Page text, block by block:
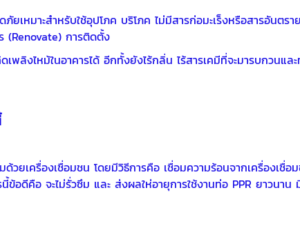
ยเหมาะสำหรับใช้อุปโภค บริโภค ไม่มีสารก่อมะเร็งหรือสารอันตร
(Renovate) การติดตั้ง
เพลิงไหม้ในอาคารได้ อีกทั้งยังไร้กลิ่น ไร้สารเคมีที่จะมารบกวนแ
ยเครื่องเชื่อมชน โดยมีวิธีการคือ เชื่อมความร้อนจากเครื่องเชื่อ
ข้อดีคือ จะไม่รั่วซึม และ ส่งผลให่อายุการใช้งานท่อ PPR ยาวน